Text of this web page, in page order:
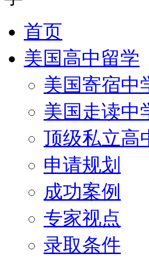
首页
美国高中留学
美国寄宿中
美国走读中
顶级私立高
申请规划
成功案例
专家视点
录取条件